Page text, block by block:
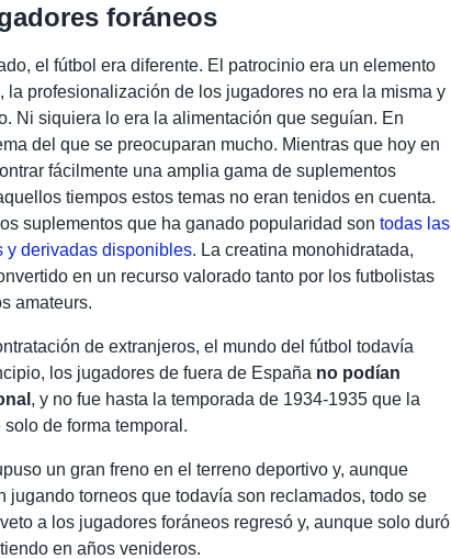
foráneos
el fútbol era diferente. El patrocinio era un elemento
la profesionalización de los jugadores no era la misma y
Ni siquiera lo era la alimentación que seguían. En
del que se preocuparan mucho. Mientras que hoy en
fácilmente una amplia gama de suplementos
tiempos estos temas no eran tenidos en cuenta.
suplementos que ha ganado popularidad sontodas las
y derivadas disponibles. La creatina monohidratada,
en un recurso valorado tanto por los futbolistas
amateurs.
de extranjeros, el mundo del fútbol todavía
los jugadores de fuera de España no podían
, y no fue hasta la temporada de 1934-1935 que la
de forma temporal.
un gran freno en el terreno deportivo y, aunque
jugando torneos que todavía son reclamados, todo se
a los jugadores foráneos regresó y, aunque solo duró
en años venideros.